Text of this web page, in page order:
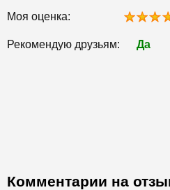
Моя оценка:
Рекомендую друзьям: Да
Комментарии на